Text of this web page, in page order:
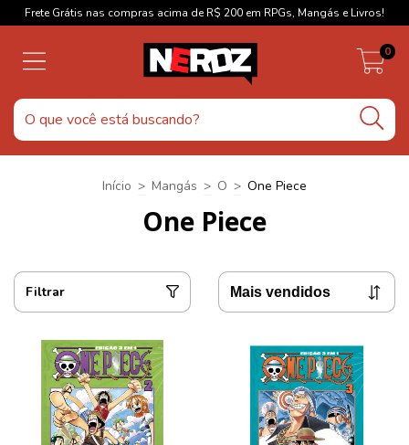
Frete Grátis nas compras acima de R$ 200 em RPGs, Mangás e Livros!
0
Início > Mangás > O > One Piece
One Piece
Filtrar